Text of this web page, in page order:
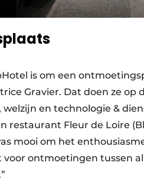
is om een
Gravier. Dat doen ze
welzijn en technologie &
restaurant Fleur de Loire
mooi om het
voor ontmoetingen tussen